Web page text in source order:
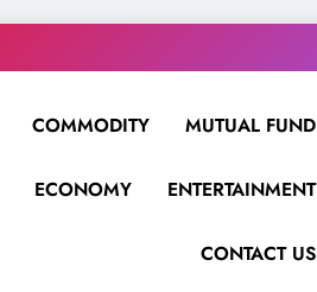
COMMODITY MUTUAL FUND
ECONOMY ENTERTAINMENT
CONTACT US